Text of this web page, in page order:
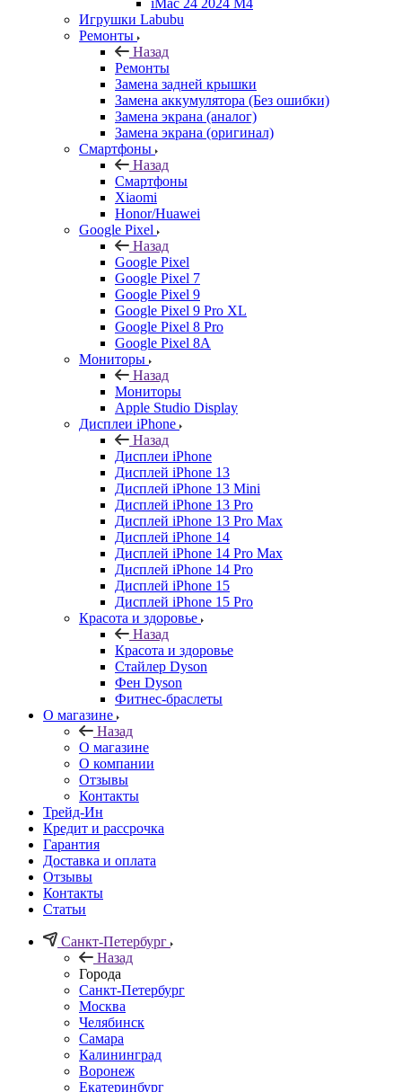
iMac 24 2024 M4
Игрушки Labubu
Ремонты
Назад
Ремонты
Замена задней крышки
Замена аккумулятора (Без ошибки)
Замена экрана (аналог)
Замена экрана (оригинал)
Смартфоны
Назад
Смартфоны
Xiaomi
Honor/Huawei
Google Pixel
Назад
Google Pixel
Google Pixel 7
Google Pixel 9
Google Pixel 9 Pro XL
Google Pixel 8 Pro
Google Pixel 8A
Мониторы
Назад
Мониторы
Apple Studio Display
Дисплеи iPhone
Назад
Дисплеи iPhone
Дисплей iPhone 13
Дисплей iPhone 13 Mini
Дисплей iPhone 13 Pro
Дисплей iPhone 13 Pro Max
Дисплей iPhone 14
Дисплей iPhone 14 Pro Max
Дисплей iPhone 14 Pro
Дисплей iPhone 15
Дисплей iPhone 15 Pro
Красота и здоровье
Назад
Красота и здоровье
Стайлер Dyson
Фен Dyson
Фитнес-браслеты
О магазине
Назад
О магазине
О компании
Отзывы
Контакты
Трейд-Ин
Кредит и рассрочка
Гарантия
Доставка и оплата
Отзывы
Контакты
Статьи
Санкт-Петербург
Назад
Города
Санкт-Петербург
Москва
Челябинск
Самара
Калининград
Воронеж
Екатеринбург